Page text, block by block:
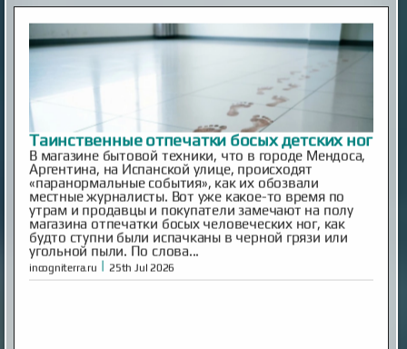
Таинственные отпечатки босых детских ног
В магазине бытовой техники, что в городе Мендоса,
Аргентина, на Испанской улице, происходят
«паранормальные события», как их обозвали
местные журналисты. Вот уже какое-то время по
утрам и продавцы и покупатели замечают на полу
магазина отпечатки босых человеческих ног, как
будто ступни были испачканы в черной грязи или
угольной пыли. По слова...
incogniterra.ru | 25th Jul 2026